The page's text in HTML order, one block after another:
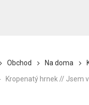
Obchod Na doma
Kropenatý hrnek // Jsem